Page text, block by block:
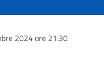
2024 ore 21:30